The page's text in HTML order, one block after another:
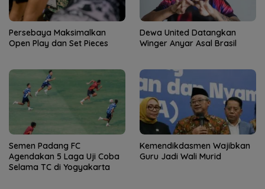
Persebaya Maksimalkan
Open Play dan Set Pieces
Dewa United Datangkan
Winger Anyar Asal Brasil
Semen Padang FC
Agendakan 5 Laga Uji Coba
Selama TC di Yogyakarta
Kemendikdasmen Wajibkan
Guru Jadi Wali Murid